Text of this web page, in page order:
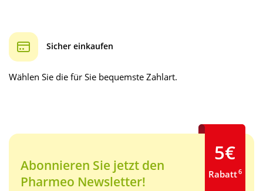
Sicher einkaufen
Wählen Sie die für Sie bequemste Zahlart.
Abonnieren Sie jetzt den
Pharmeo Newsletter!
5€
Rabatt6